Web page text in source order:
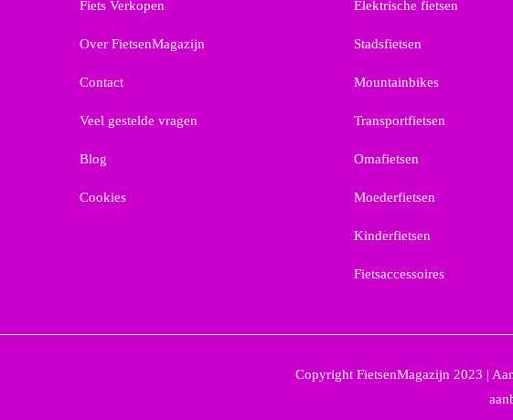
Fiets Verkopen
Over FietsenMagazijn
Contact
Veel gestelde vragen
Blog
Cookies
Elektrische fietsen
Stadsfietsen
Mountainbikes
Transportfietsen
Omafietsen
Moederfietsen
Kinderfietsen
Fietsaccessoires
Copyright FietsenMagazijn 2023 |